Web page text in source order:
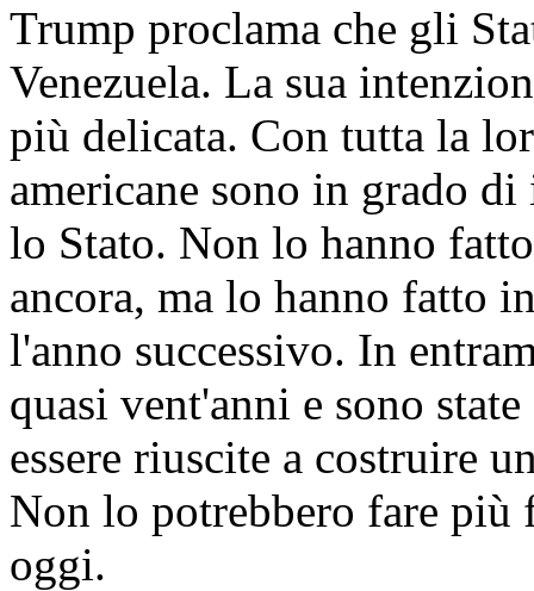
Trump proclama che gli
Venezuela. La sua
più delicata. Con tutta la
americane sono in grado di
lo Stato. Non lo hanno
ancora, ma lo hanno fatto
l'anno successivo. In
quasi vent'anni e sono
essere riuscite a costruire
Non lo potrebbero fare
oggi.